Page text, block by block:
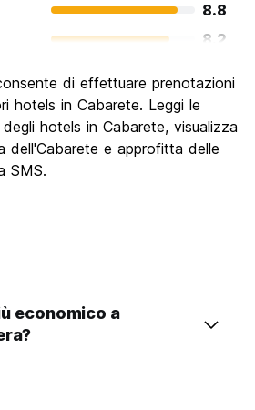
8.8
8.2
8.8
8.2
di effettuare prenotazioni
hotels in Cabarete. Leggi le
hotels in Cabarete, visualizza
dell'Cabarete e approfitta delle
SMS.
economico a